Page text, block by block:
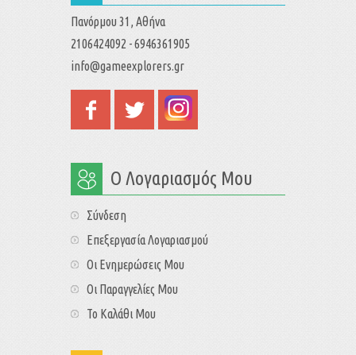
Πανόρμου 31, Αθήνα
2106424092 - 6946361905
info@gameexplorers.gr
Ο Λογαριασμός Μου
Σύνδεση
Επεξεργασία Λογαριασμού
Οι Ενημερώσεις Μου
Οι Παραγγελίες Μου
Το Καλάθι Μου